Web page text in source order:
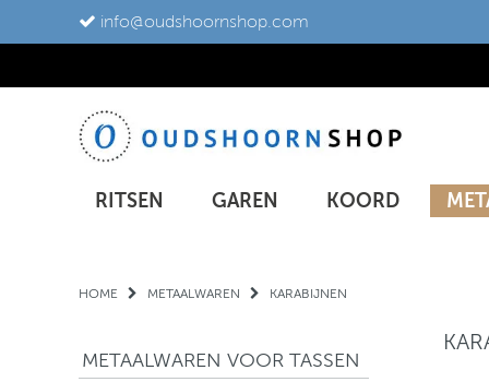
info@oudshoornshop.com
RITSEN GAREN KOORD
HOME METAALWAREN KARABIJNEN
METAALWAREN VOOR TASSEN